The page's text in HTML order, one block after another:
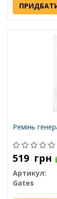
Ремінь
519 грн
Артикул:
Gates